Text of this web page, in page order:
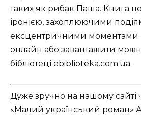
таких як рибак Паша. Книга
іронією, захоплюючими
ексцентричними моментами.
онлайн або завантажити
бібліотеці ebiblioteka.com.ua.
Дуже зручно на нашому сайті
«Малий український роман»